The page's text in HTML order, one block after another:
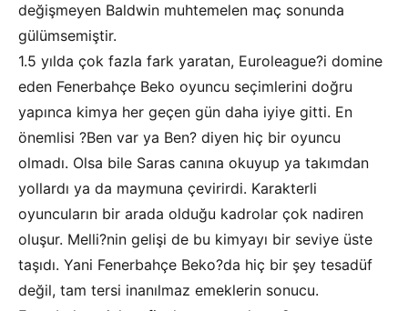
değişmeyen Baldwin muhtemelen maç sonunda
gülümsemiştir.
1.5 yılda çok fazla fark yaratan, Euroleague?i domine
eden Fenerbahçe Beko oyuncu seçimlerini doğru
yapınca kimya her geçen gün daha iyiye gitti. En
önemlisi ?Ben var ya Ben? diyen hiç bir oyuncu
olmadı. Olsa bile Saras canına okuyup ya takımdan
yollardı ya da maymuna çevirirdi. Karakterli
oyuncuların bir arada olduğu kadrolar çok nadiren
oluşur. Melli?nin gelişi de bu kimyayı bir seviye üste
taşıdı. Yani Fenerbahçe Beko?da hiç bir şey tesadüf
değil, tam tersi inanılmaz emeklerin sonucu.